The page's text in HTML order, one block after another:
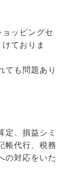
ッピングセ
ておりま
ても問題あり
定、損益シミ
帳代行、税務
の対応をいた